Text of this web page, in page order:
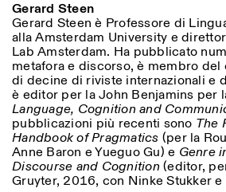
Gerard Steen
Gerard Steen è Professore di
alla Amsterdam University e
Lab Amsterdam. Ha pubblicato
metafora e discorso, è membro
di decine di riviste internazionali e
è editor per la John Benjamins per
Language, Cognition and
pubblicazioni più recenti sono The
Handbook of Pragmatics (per la
Anne Baron e Yueguo Gu) e Genre
Discourse and Cognition (editor,
Gruyter, 2016, con Ninke Stukker